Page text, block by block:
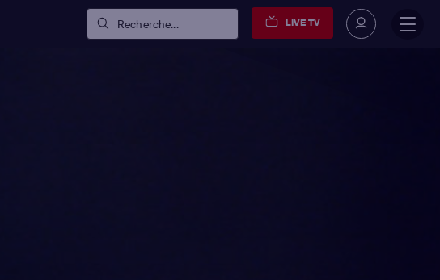
Recherche... LIVE TV